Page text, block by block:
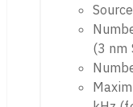
(3 nm